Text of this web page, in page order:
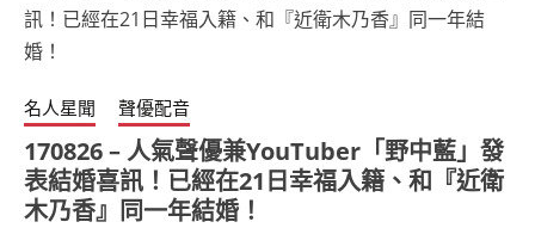
名人星聞 聲優配音
170826 – 人氣聲優兼YouTuber「野中藍」發
表結婚喜訊！已經在21日幸福入籍、和『近衛
木乃香』同一年結婚！